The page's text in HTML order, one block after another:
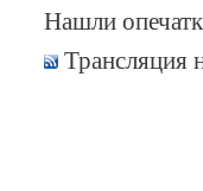
Нашли
Трансляция